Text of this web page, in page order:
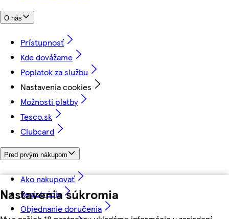
Nastavenia súkromia
O nás
Prístupnosť
Kde dovážame
Poplatok za službu
Nastavenia cookies
Možnosti platby
Tesco.sk
Clubcard
Pred prvým nákupom
Ako nakupovať
Registrácia
Objednanie doručenia